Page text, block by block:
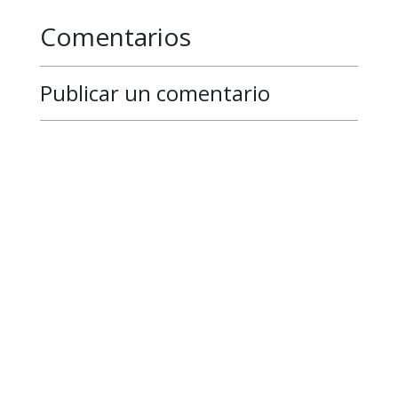
Comentarios
Publicar un comentario